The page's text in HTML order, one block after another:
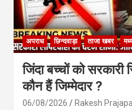
अपराध छिन्दवाड़ा ताजा खबर
जिंदा बच्चों को सरकारी
कौन हैं जिम्मेदार ?
06/08/2026 Rakesh